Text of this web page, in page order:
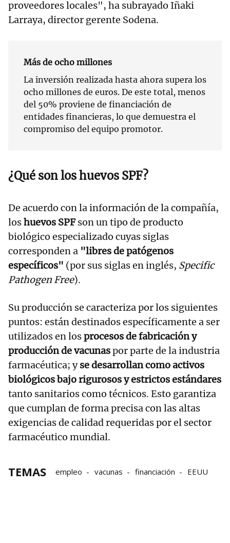
proveedores locales", ha subrayado Iñaki
Larraya, director gerente Sodena.
Más de ocho millones
La inversión realizada hasta ahora supera los
ocho millones de euros. De este total, menos
del 50% proviene de financiación de
entidades financieras, lo que demuestra el
compromiso del equipo promotor.
¿Qué son los huevos SPF?
De acuerdo con la información de la compañía,
loshuevos SPFson un tipo de producto
biológico especializado cuyas siglas
corresponden a "libres de patógenos
específicos" (por sus siglas en inglés, Specific
Pathogen Free).
Su producción se caracteriza por los siguientes
puntos: están destinados específicamente a ser
utilizados en losprocesos de fabricación y
producción de vacunaspor parte de la industria
farmacéutica; yse desarrollan como activos
biológicos bajo rigurosos y estrictos estándares
tanto sanitarios como técnicos. Esto garantiza
que cumplan de forma precisa con las altas
exigencias de calidad requeridas por el sector
farmacéutico mundial.
TEMAS empleo vacunas financiación EEUU